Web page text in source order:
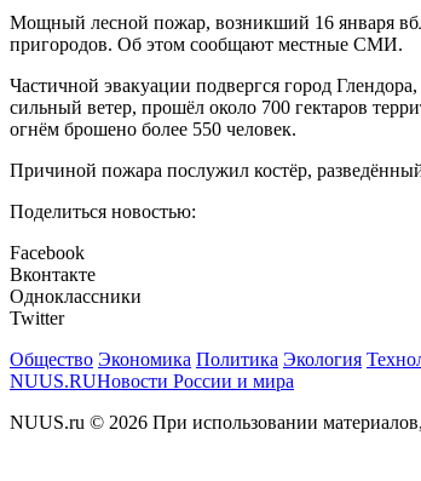
Мощный лесной пожар, возникший 16 января
пригородов. Об этом сообщают местные СМИ.
Частичной эвакуации подвергся город
сильный ветер, прошёл около 700 гектаров
огнём брошено более 550 человек.
Причиной пожара послужил костёр,
Поделиться новостью:
Facebook
Вконтакте
Одноклассники
Twitter
Общество Экономика Политика Экология
NUUS.RUНовости России и мира
NUUS.ru © 2026 При использовании